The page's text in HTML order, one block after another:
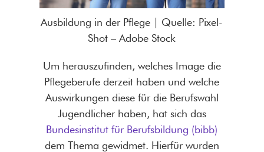
Ausbildung in der Pflege | Quelle: Pixel-
Shot – Adobe Stock
Um herauszufinden, welches Image die
Pflegeberufe derzeit haben und welche
Auswirkungen diese für die Berufswahl
Jugendlicher haben, hat sich das
Bundesinstitut für Berufsbildung (bibb)
dem Thema gewidmet. Hierfür wurden